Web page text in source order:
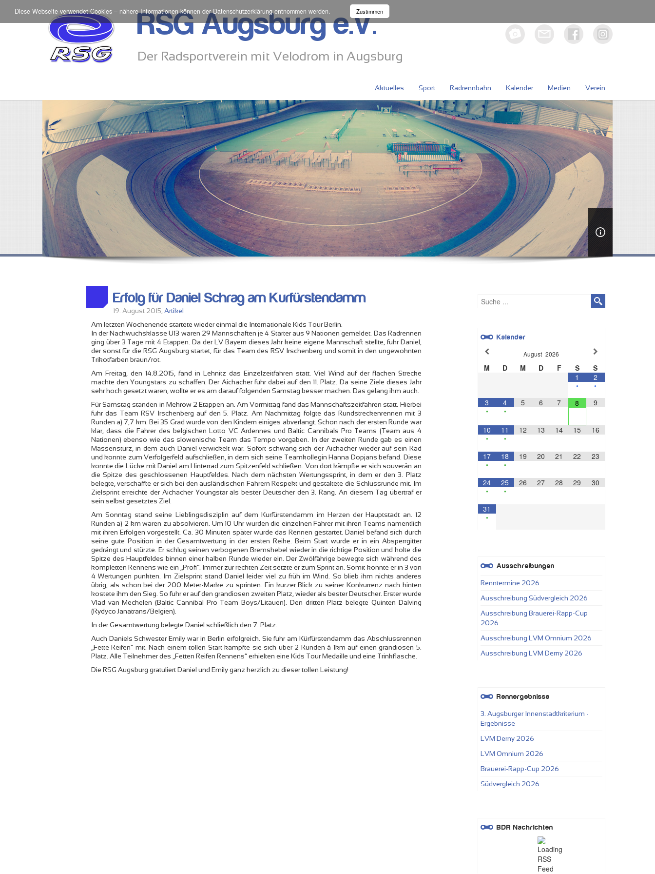
Diese Webseite verwendet Cookies – nähere Informationen können derDatenschutzerklärungentnommen werden. Zustimmen
RSG Augsburg e.V.
Der Radsportverein mit Velodrom in Augsburg
Aktuelles Sport Radrennbahn Kalender Medien Verein
Erfolg für Daniel Schrag am Kurfürstendamm
19. August 2015, Artikel
Am letzten Wochenende startete wieder einmal die Internationale Kids Tour Berlin.
In der Nachwuchsklasse U13 waren 29 Mannschaften je 4 Starter aus 9 Nationen gemeldet. Das Radrennen
ging über 3 Tage mit 4 Etappen. Da der LV Bayern dieses Jahr keine eigene Mannschaft stellte, fuhr Daniel,
der sonst für die RSG Augsburg startet, für das Team des RSV Irschenberg und somit in den ungewohnten
Trikotfarben braun/rot.
Am Freitag, den 14.8.2015, fand in Lehnitz das Einzelzeitfahren statt. Viel Wind auf der flachen Strecke
machte den Youngstars zu schaffen. Der Aichacher fuhr dabei auf den 11. Platz. Da seine Ziele dieses Jahr
sehr hoch gesetzt waren, wollte er es am darauf folgenden Samstag besser machen. Das gelang ihm auch.
Für Samstag standen in Mehrow 2 Etappen an. Am Vormittag fand das Mannschaftszeitfahren statt. Hierbei
fuhr das Team RSV Irschenberg auf den 5. Platz. Am Nachmittag folgte das Rundstreckenrennen mit 3
Runden a) 7,7 km. Bei 35 Grad wurde von den Kindern einiges abverlangt. Schon nach der ersten Runde war
klar, dass die Fahrer des belgischen Lotto VC Ardennes und Baltic Cannibals Pro Teams (Team aus 4
Nationen) ebenso wie das slowenische Team das Tempo vorgaben. In der zweiten Runde gab es einen
Massensturz, in dem auch Daniel verwickelt war. Sofort schwang sich der Aichacher wieder auf sein Rad
und konnte zum Verfolgerfeld aufschließen, in dem sich seine Teamkollegin Hanna Dopjans befand. Diese
konnte die Lücke mit Daniel am Hinterrad zum Spitzenfeld schließen. Von dort kämpfte er sich souverän an
die Spitze des geschlossenen Hauptfeldes. Nach dem nächsten Wertungssprint, in dem er den 3. Platz
belegte, verschaffte er sich bei den ausländischen Fahrern Respekt und gestaltete die Schlussrunde mit. Im
Zielsprint erreichte der Aichacher Youngstar als bester Deutscher den 3. Rang. An diesem Tag übertraf er
sein selbst gesetztes Ziel.
Am Sonntag stand seine Lieblingsdisziplin auf dem Kurfürstendamm im Herzen der Hauptstadt an. 12
Runden a) 2 km waren zu absolvieren. Um 10 Uhr wurden die einzelnen Fahrer mit ihren Teams namentlich
mit ihren Erfolgen vorgestellt. Ca. 30 Minuten später wurde das Rennen gestartet. Daniel befand sich durch
seine gute Position in der Gesamtwertung in der ersten Reihe. Beim Start wurde er in ein Absperrgitter
gedrängt und stürzte. Er schlug seinen verbogenen Bremshebel wieder in die richtige Position und holte die
Spitze des Hauptfeldes binnen einer halben Runde wieder ein. Der Zwölfährige bewegte sich während des
kompletten Rennens wie ein „Profi“. Immer zur rechten Zeit setzte er zum Sprint an. Somit konnte er in 3 von
4 Wertungen punkten. Im Zielsprint stand Daniel leider viel zu früh im Wind. So blieb ihm nichts anderes
übrig, als schon bei der 200 Meter-Marke zu sprinten. Ein kurzer Blick zu seiner Konkurrenz nach hinten
kostete ihm den Sieg. So fuhr er auf den grandiosen zweiten Platz, wieder als bester Deutscher. Erster wurde
Vlad van Mechelen (Baltic Cannibal Pro Team Boys/Litauen). Den dritten Platz belegte Quinten Dalving
(Rydyco Janatrans/Belgien).
In der Gesamtwertung belegte Daniel schließlich den 7. Platz.
Auch Daniels Schwester Emily war in Berlin erfolgreich. Sie fuhr am Kürfürstendamm das Abschlussrennen
„Fette Reifen“ mit. Nach einem tollen Start kämpfte sie sich über 2 Runden à 1km auf einen grandiosen 5.
Platz. Alle Teilnehmer des „Fetten Reifen Rennens“ erhielten eine Kids Tour Medaille und eine Trinkflasche.
Die RSG Augsburg gratuliert Daniel und Emily ganz herzlich zu dieser tollen Leistung!
Kalender
August 2026
M D M D F S
S
1
•
2
•
3
•
4
•
5 6 7 8 9
10
•
11
•
12 13 14 15 16
17
•
18
•
19 20 21 22 23
24
•
25
•
26 27 28 29 30
31
•
Ausschreibungen
Renntermine 2026
Ausschreibung Südvergleich 2026
Ausschreibung Brauerei-Rapp-Cup
2026
Ausschreibung LVM Omnium 2026
Ausschreibung LVM Derny 2026
Rennergebnisse
3. Augsburger Innenstadtkriterium -
Ergebnisse
LVM Derny 2026
LVM Omnium 2026
Brauerei-Rapp-Cup 2026
Südvergleich 2026
BDR Nachrichten